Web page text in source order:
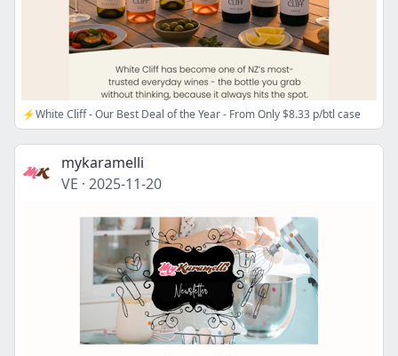
⚡White Cliff - Our Best Deal of the Year - From Only $8.33 p/btl case
mykaramelli
VE · 2025-11-20